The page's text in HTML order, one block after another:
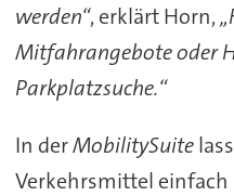
werden“, erklärt Horn,
Mitfahrangebote oder
Parkplatzsuche.“
In derMobilitySuite
Verkehrsmittel